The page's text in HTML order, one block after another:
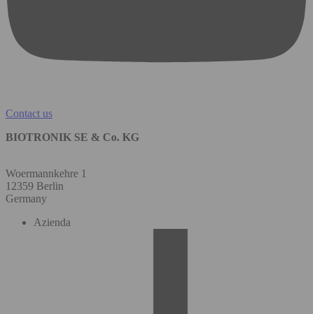
Contact us
BIOTRONIK SE & Co. KG
Woermannkehre 1
12359 Berlin
Germany
Azienda